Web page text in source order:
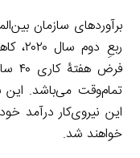
برآوردهای سازمان
تمام‌وقت می‌باشد.
این نیروی‌کار درآمد
خواهند شد.